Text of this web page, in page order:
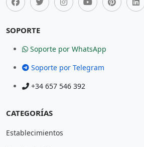
SOPORTE
Soporte por WhatsApp
Soporte por Telegram
+34 657 546 392
CATEGORÍAS
Establecimientos